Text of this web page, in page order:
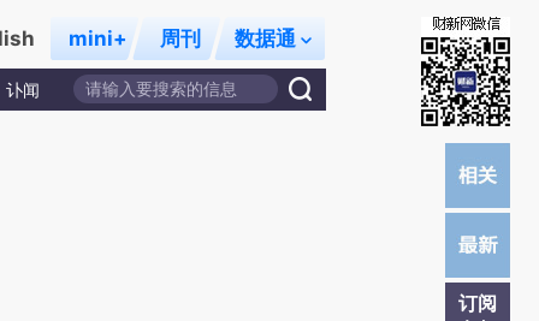
mini+ 周刊 数据通
讣闻
订阅